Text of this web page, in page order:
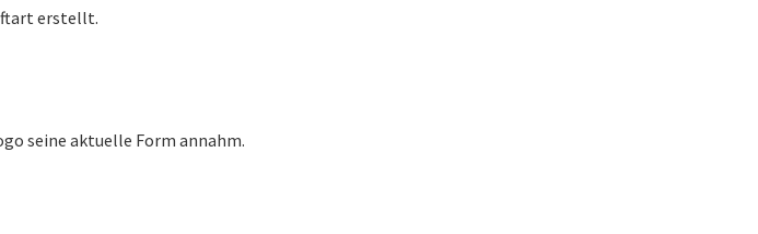
erstellt.
seine aktuelle Form annahm.